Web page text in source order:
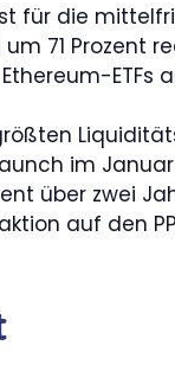
für die
71 Prozent
ETFs
im
über zwei
auf den